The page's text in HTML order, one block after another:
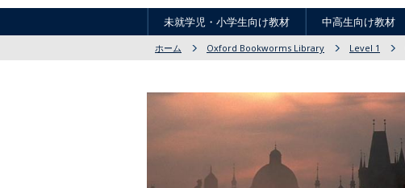
未就学児・小学生向け教材 中高生向け教材
ホーム Oxford Bookworms Library Level 1